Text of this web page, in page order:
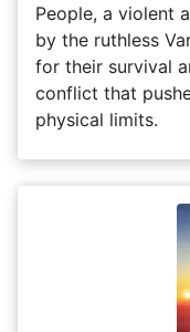
People, a violent
by the ruthless
for their survival
conflict that
physical limits.